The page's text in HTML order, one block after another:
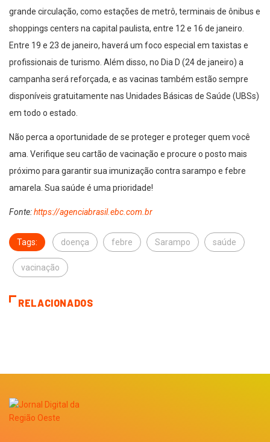
grande circulação, como estações de metrô, terminais de ônibus e
shoppings centers na capital paulista, entre 12 e 16 de janeiro.
Entre 19 e 23 de janeiro, haverá um foco especial em taxistas e
profissionais de turismo. Além disso, no Dia D (24 de janeiro) a
campanha será reforçada, e as vacinas também estão sempre
disponíveis gratuitamente nas Unidades Básicas de Saúde (UBSs)
em todo o estado.
Não perca a oportunidade de se proteger e proteger quem você
ama. Verifique seu cartão de vacinação e procure o posto mais
próximo para garantir sua imunização contra sarampo e febre
amarela. Sua saúde é uma prioridade!
Fonte:https://agenciabrasil.ebc.com.br
Tags: doença febre Sarampo saúde
vacinação
RELACIONADOS